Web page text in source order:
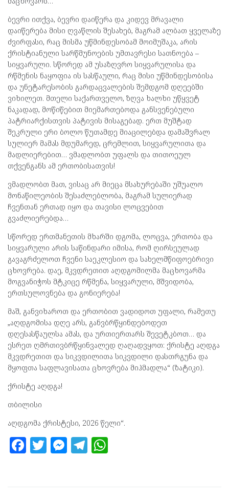
ბევრი ითქვა, ბევრი დაიწერა და კიდევ მრავალი
დაიწერება მისი ღვაწლის შესახებ, მაგრამ ალბათ ყველაზე
ძვირფასი, რაც მისმა უწმინდესობამ მოიმუშაკა, არის
ქრისტიანული სარწმუნოების უმთავრესი სათნოება –
სიყვარული. სწორედ ამ უსაზღვრო სიყვარულისა და
რწმენის ნაყოფია ის სასწაული, რაც მისი უწმინდესობისა
და უნეტარესობის გარდაცვალების შემდგომ დღეებში
ვიხილეთ. მთელი საქართველო, ზღვა ხალხი უწყვეტ
ნაკადად, მოწიწებით მიემართებოდა განსვენებული
პატრიარქისთვის პატივის მისაგებად. ერთ მუშტად
შეკრული ერი ბოლო წუთამდე მიაცილებდა დამაშვრალ
სულიერ მამას მდუმარედ, ცრემლით, სიყვარულითა და
მადლიერებით… ვმადლობთ უფალს და თითოეულ
თქვენგანს ამ ერთობისათვის!
ვმადლობთ მათ, ვისაც არ მიეცა მსახურებაში უშუალო
მონაწილეობის შესაძლებლობა, მაგრამ სულიერად
ჩვენთან ერთად იყო და თავისი ლოცვებით
გვაძლიერებდა…
სწორედ ერთმანეთის მხარში დგომა, ლოცვა, ერთობა და
სიყვარული არის საწინდარი იმისა, რომ ღირსეულად
გავაგრძელოთ ჩვენი საეკლესიო და სახელმწიფოებრივი
ცხოვრება. დაე, მკვდრეთით აღდგომილმა მაცხოვარმა
მოგვანიჭოს მტკიცე რწმენა, სიყვარული, მშვიდობა,
ერთსულოვნება და გონიერება!
მაშ, განვიხაროთ და ერთობით ვადიდოთ უფალი, რამეთუ
„აღდგომისა დღე არს, განვბრწყინდებოდეთ
დღესასწაულსა ამას, და ურთიერთარს შევეტკბოთ… და
ესრეთ ღმრთივბრწყინვალედ ღაღადვყოთ: ქრისტე აღდგა
მკვდრეთით და სიკვდილითა სიკვდილი დასთრგუნა და
მყოფთა საფლავისათა ცხოვრება მიჰმადლა“ (ზატიკი).
ქრისტე აღდგა!
თბილისი
აღდგომა ქრისტესი, 2026 წელი“.
F T M T